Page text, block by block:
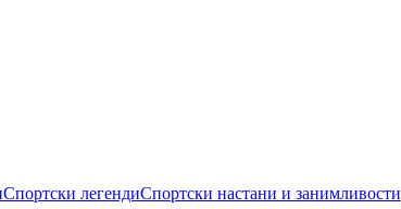
Спортски легендиСпортски настани и занимливости